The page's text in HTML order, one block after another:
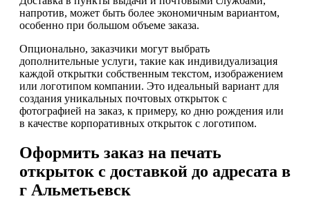
напротив, может быть более экономичным вариантом,
особенно при большом объеме заказа.
Опционально, заказчики могут выбрать
дополнительные услуги, такие как индивидуализация
каждой открытки собственным текстом, изображением
или логотипом компании. Это идеальный вариант для
создания уникальных почтовых открыток с
фотографией на заказ, к примеру, ко дню рождения или
в качестве корпоративных открыток с логотипом.
Оформить заказ на печать
открыток с доставкой до адресата в
г Альметьевск